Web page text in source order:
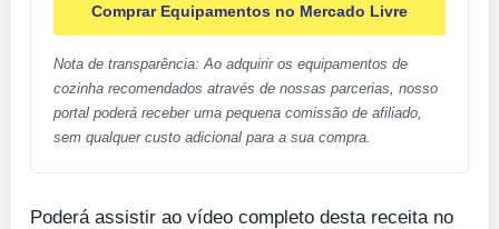
Comprar Equipamentos no Mercado Livre
Nota de transparência: Ao adquirir os equipamentos de
cozinha recomendados através de nossas parcerias, nosso
portal poderá receber uma pequena comissão de afiliado,
sem qualquer custo adicional para a sua compra.
Poderá assistir ao vídeo completo desta receita no